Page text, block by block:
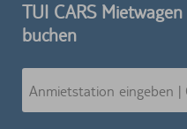
TUI CARS
buchen